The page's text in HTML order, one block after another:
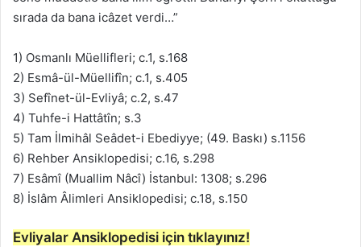
sırada da bana icâzet verdi…”
1) Osmanlı Müellifleri; c.1, s.168
2) Esmâ-ül-Müellifîn; c.1, s.405
3) Sefînet-ül-Evliyâ; c.2, s.47
4) Tuhfe-i Hattâtîn; s.3
5) Tam İlmihâl Seâdet-i Ebediyye; (49. Baskı) s.1156
6) Rehber Ansiklopedisi; c.16, s.298
7) Esâmî (Muallim Nâcî) İstanbul: 1308; s.296
8) İslâm Âlimleri Ansiklopedisi; c.18, s.150
Evliyalar Ansiklopedisi için tıklayınız!